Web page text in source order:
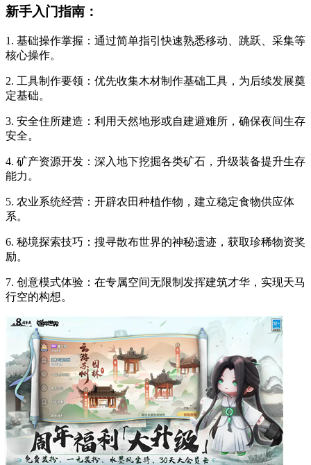
新手入门指南：
1. 基础操作掌握：通过简单指引快速熟悉移动、跳跃、采集等
核心操作。
2. 工具制作要领：优先收集木材制作基础工具，为后续发展奠
定基础。
3. 安全住所建造：利用天然地形或自建避难所，确保夜间生存
安全。
4. 矿产资源开发：深入地下挖掘各类矿石，升级装备提升生存
能力。
5. 农业系统经营：开辟农田种植作物，建立稳定食物供应体
系。
6. 秘境探索技巧：搜寻散布世界的神秘遗迹，获取珍稀物资奖
励。
7. 创意模式体验：在专属空间无限制发挥建筑才华，实现天马
行空的构想。